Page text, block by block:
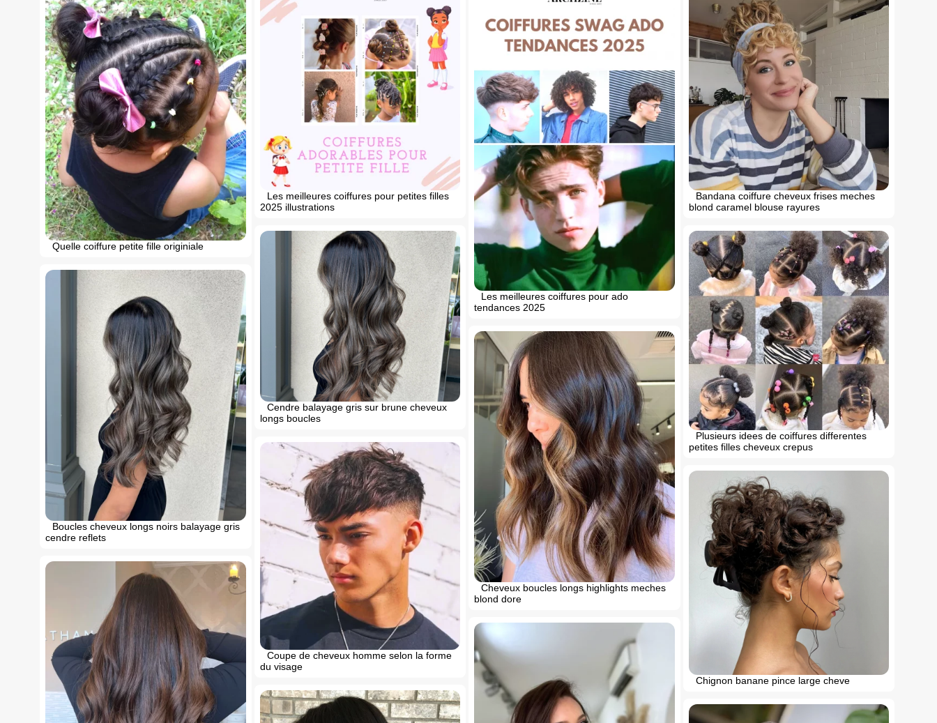
Quelle coiffure petite fille originiale
Les meilleures coiffures pour petites filles
2025 illustrations
Les meilleures coiffures pour ado
tendances 2025
Bandana coiffure cheveux frises meches
blond caramel blouse rayures
Cendre balayage gris sur brune cheveux
longs boucles
Plusieurs idees de coiffures differentes
petites filles cheveux crepus
Boucles cheveux longs noirs balayage gris
cendre reflets
Cheveux boucles longs highlights meches
blond dore
Coupe de cheveux homme selon la forme
du visage
Chignon banane pince large cheve